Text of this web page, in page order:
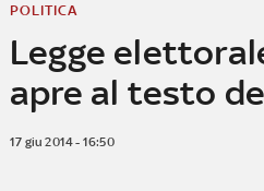
Legge
apre al testo
POLITICA
17 giu 2014 - 16:50